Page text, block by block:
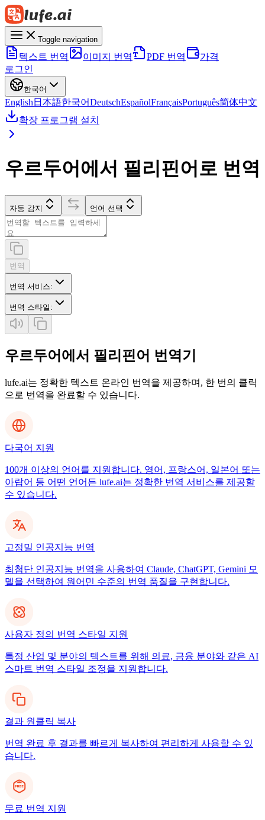
Toggle navigation
텍스트 번역 이미지 번역 PDF 번역
가격
로그인
한국어
English 日本語한국어DeutschEspañolFrançaisPortuguês简体中文
확장 프로그램 설치
우르두어에서 필리핀어로 번역
자동 감지 언어 선택
번역
번역 서비스:
번역 스타일 :
우르두어에서 필리핀어 번역기
lufe.ai는 정확한 텍스트 온라인 번역을 제공하며, 한 번의 클릭
으로 번역을 완료할 수 있습니다.
다국어 지원
100개 이상의 언어를 지원합니다. 영어, 프랑스어, 일본어 또는
아랍어 등 어떤 언어든 lufe.ai는 정확한 번역 서비스를 제공할
수 있습니다.
고정밀 인공지능 번역
최첨단 인공지능 번역을 사용하여 Claude, ChatGPT, Gemini 모
델을 선택하여 원어민 수준의 번역 품질을 구현합니다.
사용자 정의 번역 스타일 지원
특정 산업 및 분야의 텍스트를 위해 의료, 금융 분야와 같은 AI
스마트 번역 스타일 조정을 지원합니다.
결과 원클릭 복사
번역 완료 후 결과를 빠르게 복사하여 편리하게 사용할 수 있
습니다.
무료 번역 지원